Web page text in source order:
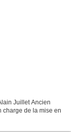
Juillet Ancien
charge de la mise en